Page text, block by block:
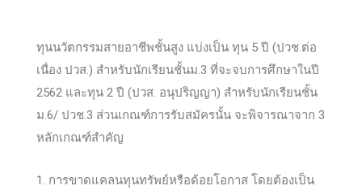
ทุนนวัตกรรมสายอาชีพชั้นสูง แบ่งเป็น ทุน 5 ปี (ปวช.ต่อ
เนื่อง ปวส.) สำหรับนักเรียนชั้นม.3 ที่จะจบการศึกษาในปี
2562 และทุน 2 ปี (ปวส. อนุปริญญา) สำหรับนักเรียนชั้น
ม.6/ ปวช.3 ส่วนเกณฑ์การรับสมัครนั้น จะพิจารณาจาก 3
หลักเกณฑ์สำคัญ
1. การขาดแคลนทุนทรัพย์หรือด้อยโอกาส โดยต้องเป็น